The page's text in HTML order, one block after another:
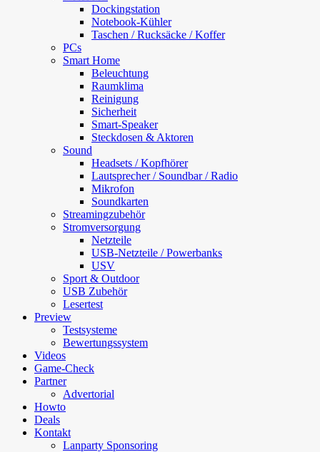
Dockingstation
Notebook-Kühler
Taschen / Rucksäcke / Koffer
PCs
Smart Home
Beleuchtung
Raumklima
Reinigung
Sicherheit
Smart-Speaker
Steckdosen & Aktoren
Sound
Headsets / Kopfhörer
Lautsprecher / Soundbar / Radio
Mikrofon
Soundkarten
Streamingzubehör
Stromversorgung
Netzteile
USB-Netzteile / Powerbanks
USV
Sport & Outdoor
USB Zubehör
Lesertest
Preview
Testsysteme
Bewertungssystem
Videos
Game-Check
Partner
Advertorial
Howto
Deals
Kontakt
Lanparty Sponsoring